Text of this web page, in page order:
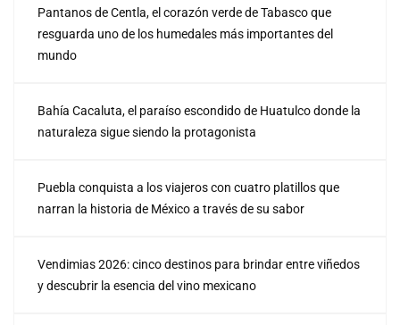
Pantanos de Centla, el corazón verde de Tabasco que
resguarda uno de los humedales más importantes del
mundo
Bahía Cacaluta, el paraíso escondido de Huatulco donde la
naturaleza sigue siendo la protagonista
Puebla conquista a los viajeros con cuatro platillos que
narran la historia de México a través de su sabor
Vendimias 2026: cinco destinos para brindar entre viñedos
y descubrir la esencia del vino mexicano